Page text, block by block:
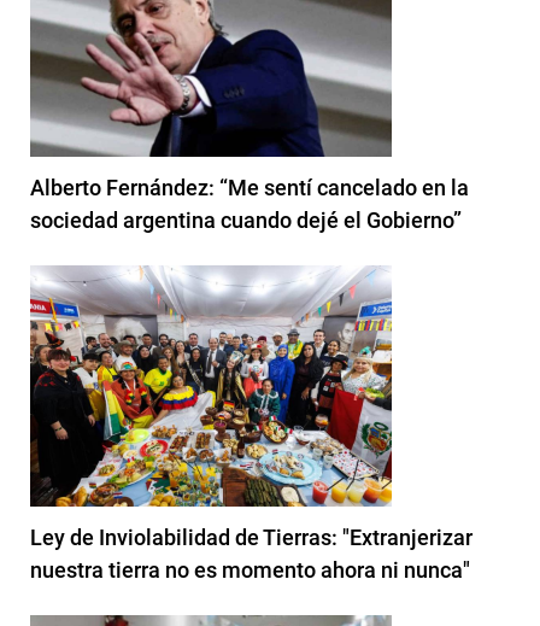
Alberto Fernández: “Me sentí cancelado en la
sociedad argentina cuando dejé el Gobierno”
Ley de Inviolabilidad de Tierras: "Extranjerizar
nuestra tierra no es momento ahora ni nunca"